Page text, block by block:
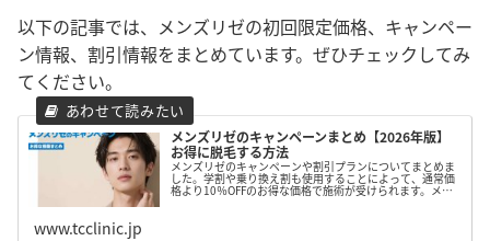
以下の記事では、メンズリゼの初回限定価格、キャンペー
ン情報、割引情報をまとめています。ぜひチェックしてみ
てください。
メンズリゼのキャンペーンまとめ【2026年版】
お得に脱毛する方法
メンズリゼのキャンペーンや割引プランについてまとめま
した。学割や乗り換え割も使用することによって、通常価
格より10％OFFのお得な価格で施術が受けられます。メン
www.tcclinic.jp